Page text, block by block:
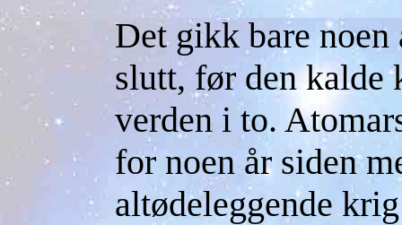
Det gikk bare
slutt, før den kalde
verden i to.
for noen år siden
altødeleggende